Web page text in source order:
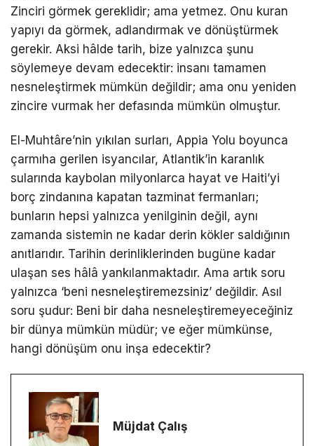
Zinciri görmek gereklidir; ama yetmez. Onu kuran
yapıyı da görmek, adlandırmak ve dönüştürmek
gerekir. Aksi hâlde tarih, bize yalnızca şunu
söylemeye devam edecektir: insanı tamamen
nesneleştirmek mümkün değildir; ama onu yeniden
zincire vurmak her defasında mümkün olmuştur.
El-Muhtâre’nin yıkılan surları, Appia Yolu boyunca
çarmıha gerilen isyancılar, Atlantik’in karanlık
sularında kaybolan milyonlarca hayat ve Haiti’yi
borç zindanına kapatan tazminat fermanları;
bunların hepsi yalnızca yenilginin değil, aynı
zamanda sistemin ne kadar derin kökler saldığının
anıtlarıdır. Tarihin derinliklerinden bugüne kadar
ulaşan ses hâlâ yankılanmaktadır. Ama artık soru
yalnızca ‘beni nesneleştiremezsiniz’ değildir. Asıl
soru şudur: Beni bir daha nesneleştiremeyeceğiniz
bir dünya mümkün müdür; ve eğer mümkünse,
hangi dönüşüm onu inşa edecektir?
Müjdat Çalış